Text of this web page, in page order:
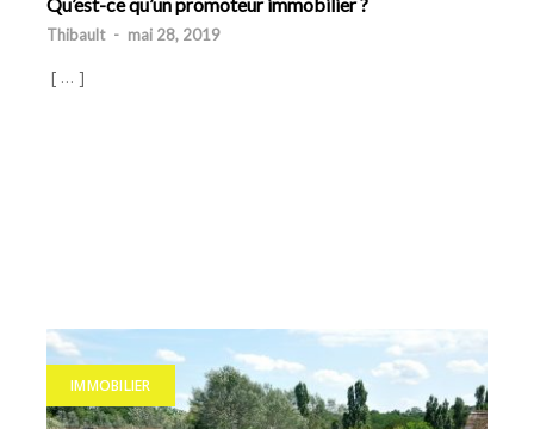
Qu’est-ce qu’un promoteur immobilier ?
Thibault - mai 28, 2019
[ … ]
IMMOBILIER